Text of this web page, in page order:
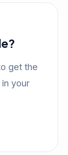
get the
your